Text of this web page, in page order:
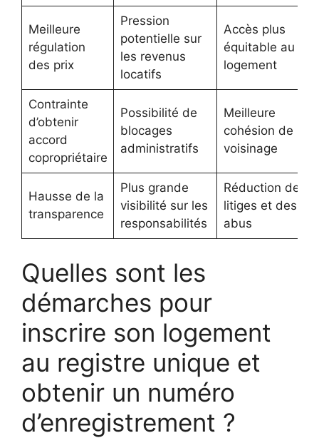
Meilleure
régulation
des prix
Pression
potentielle sur
les revenus
locatifs
Accès plus
équitable au
logement
Contrainte
d’obtenir
accord
copropriétaire
Possibilité de
blocages
administratifs
Meilleure
cohésion de
voisinage
Hausse de la
transparence
Plus grande
visibilité sur les
responsabilités
Réduction des
litiges et des
abus
Quelles sont les
démarches pour
inscrire son logement
au registre unique et
obtenir un numéro
d’enregistrement ?